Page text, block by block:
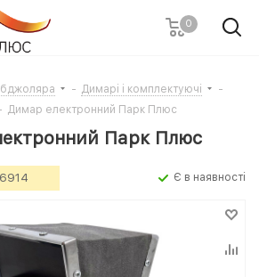
0
бджоляра - Димарі і комплектуючі
-
Димар електронний Парк Плюс
Парк Плюс
Є в наявності